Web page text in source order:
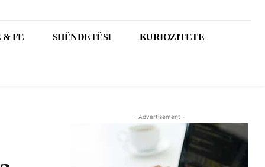
& FE SHËNDETËSI KURIOZITETE
- Advertisement -